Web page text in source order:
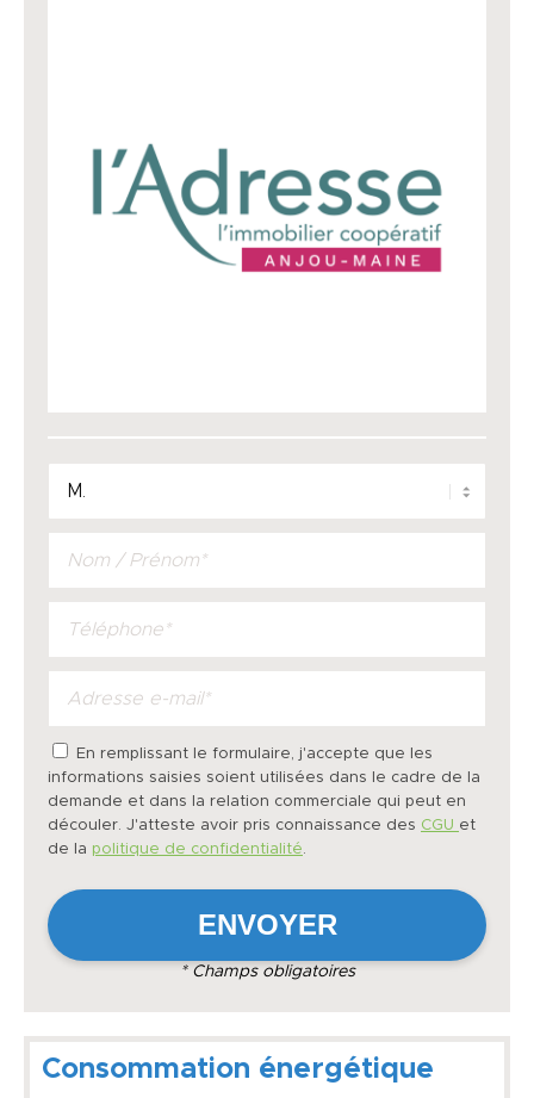
En remplissant le formulaire, j'accepte que les
informations saisies soient utilisées dans le cadre de la
demande et dans la relation commerciale qui peut en
découler. J'atteste avoir pris connaissance des CGU et
de la politique de confidentialité.
* Champs obligatoires
Consommation énergétique